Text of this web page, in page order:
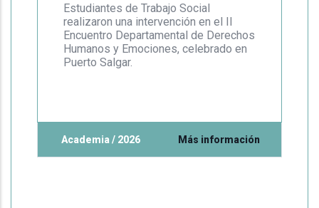
Estudiantes de Trabajo Social
realizaron una intervención en el II
Encuentro Departamental de Derechos
Humanos y Emociones, celebrado en
Puerto Salgar.
Academia / 2026 Más información